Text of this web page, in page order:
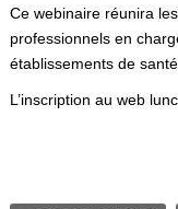
Ce webinaire réunira
professionnels en
établissements de
L’inscription au web